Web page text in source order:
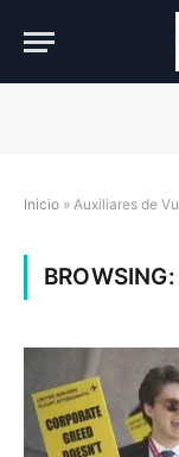
Inicio » Auxiliares de
BROWSING: